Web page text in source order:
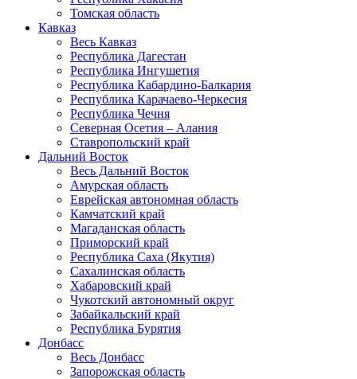
Томская область
Кавказ
Весь Кавказ
Республика Дагестан
Республика Ингушетия
Республика Кабардино-Балкария
Республика Карачаево-Черкесия
Республика Чечня
Северная Осетия – Алания
Ставропольский край
Дальний Восток
Весь Дальний Восток
Амурская область
Еврейская автономная область
Камчатский край
Магаданская область
Приморский край
Республика Саха (Якутия)
Сахалинская область
Хабаровский край
Чукотский автономный округ
Забайкальский край
Республика Бурятия
Донбасс
Весь Донбасс
Запорожская область